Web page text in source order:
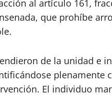
al artículo 161,
que prohíbe
de la unidad e
plenamente
El individuo